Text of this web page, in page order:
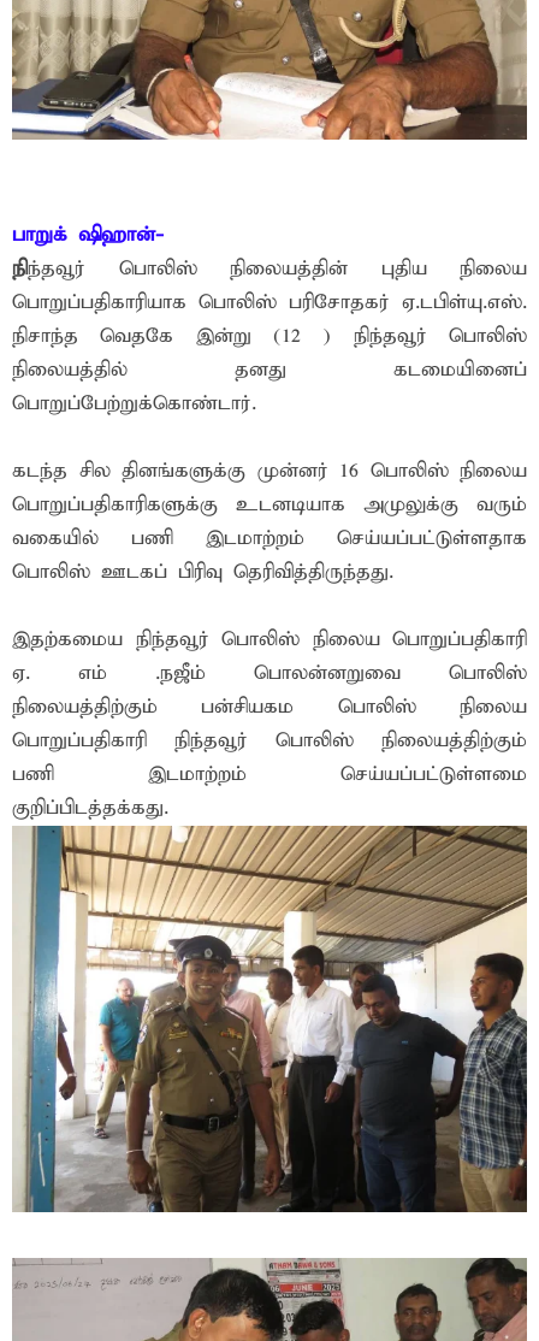
பாறுக் ஷிஹான்-
நிந்தவூர் பொலிஸ் நிலையத்தின் புதிய நிலைய
பொறுப்பதிகாரியாக பொலிஸ் பரிசோதகர் ஏ.டபிள்யு.எஸ்.
நிசாந்த வெதகே இன்று (12 ) நிந்தவூர் பொலிஸ்
நிலையத்தில் தனது கடமையினைப்
பொறுப்பேற்றுக்கொண்டார்.
கடந்த சில தினங்களுக்கு முன்னர் 16 பொலிஸ் நிலைய
பொறுப்பதிகாரிகளுக்கு உடனடியாக அமுலுக்கு வரும்
வகையில் பணி இடமாற்றம் செய்யப்பட்டுள்ளதாக
பொலிஸ் ஊடகப் பிரிவு தெரிவித்திருந்தது.
இதற்கமைய நிந்தவூர் பொலிஸ் நிலைய பொறுப்பதிகாரி
ஏ. எம் .நஜீம் பொலன்னறுவை பொலிஸ்
நிலையத்திற்கும் பன்சியகம பொலிஸ் நிலைய
பொறுப்பதிகாரி நிந்தவூர் பொலிஸ் நிலையத்திற்கும்
பணி இடமாற்றம் செய்யப்பட்டுள்ளமை
குறிப்பிடத்தக்கது.